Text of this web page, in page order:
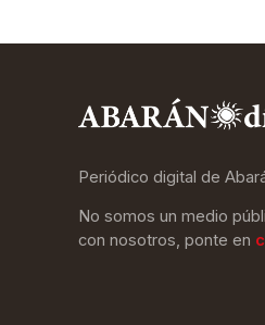
Periódico digital de
No somos un medio
con nosotros, ponte en